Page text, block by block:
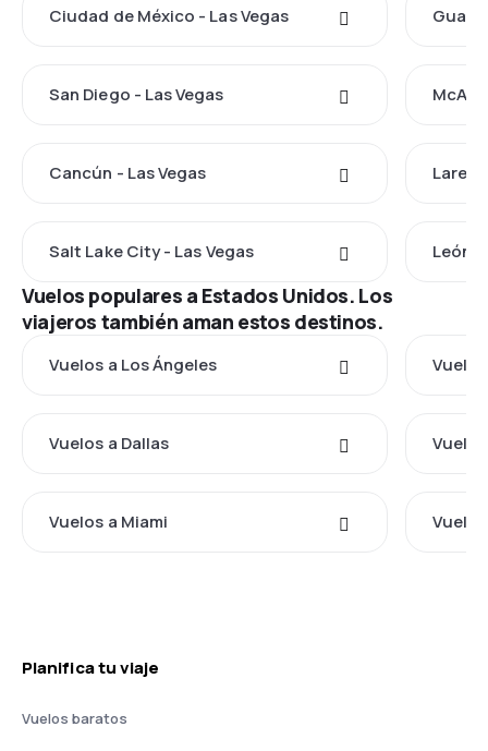
Ciudad de México - Las Vegas
San Diego - Las Vegas
Cancún - Las Vegas
Salt Lake City - Las Vegas León
Vuelos populares a Estados Unidos. Los
viajeros también aman estos destinos.
Vuelos a Los Ángeles
Vuelos a Dallas
Vuelos a Miami
Planifica tu viaje
Vuelos baratos